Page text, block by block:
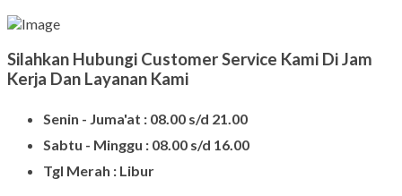
Silahkan Hubungi Customer Service Kami Di Jam
Kerja Dan Layanan Kami
Senin - Juma'at : 08.00 s/d 21.00
Sabtu - Minggu : 08.00 s/d 16.00
Tgl Merah : Libur